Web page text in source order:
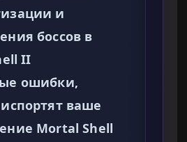
и
боссов в
II
ошибки,
ваше
Mortal Shell